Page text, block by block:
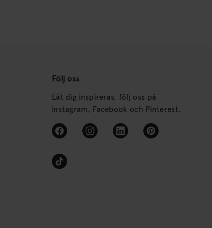
Följ oss
Låt dig inspireras, följ oss på
Instagram, Facebook och Pinterest.